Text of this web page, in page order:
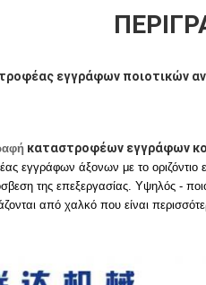
εγγράφων ποιοτικών
καταστροφέων εγγράφων
εγγράφων άξονων με το
της επεξεργασίας. Υψηλός -
από χαλκό που είναι